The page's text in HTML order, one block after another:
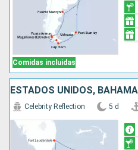
Comidas incluidas
ESTADOS UNIDOS,
Celebrity Reflection 5 d